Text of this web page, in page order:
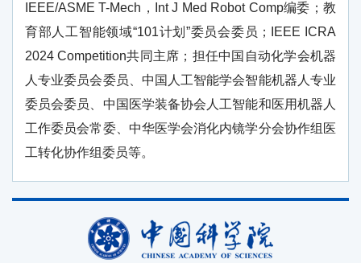
IEEE/ASME T-Mech，Int J Med Robot Comp编委；教
育部人工智能领域“101计划”委员会委员；IEEE ICRA
2024 Competition共同主席；担任中国自动化学会机器
人专业委员会委员、中国人工智能学会智能机器人专业
委员会委员、中国医学装备协会人工智能和医用机器人
工作委员会常委、中华医学会消化内镜学分会协作组医
工转化协作组委员等。